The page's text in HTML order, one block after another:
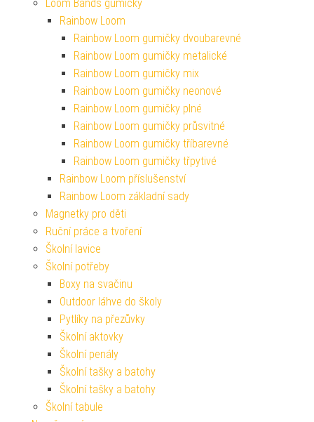
Loom Bands gumičky
Rainbow Loom
Rainbow Loom gumičky dvoubarevné
Rainbow Loom gumičky metalické
Rainbow Loom gumičky mix
Rainbow Loom gumičky neonové
Rainbow Loom gumičky plné
Rainbow Loom gumičky průsvitné
Rainbow Loom gumičky tříbarevné
Rainbow Loom gumičky třpytivé
Rainbow Loom příslušenství
Rainbow Loom základní sady
Magnetky pro děti
Ruční práce a tvoření
Školní lavice
Školní potřeby
Boxy na svačinu
Outdoor láhve do školy
Pytlíky na přezůvky
Školní aktovky
Školní penály
Školní tašky a batohy
Školní tašky a batohy
Školní tabule